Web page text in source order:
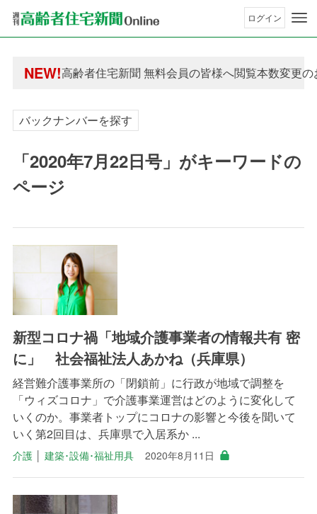
ログイン
NEW!
年間購読制度変更のお知らせ
年間購読制度変更のお知らせ
バックナンバーを探す
「2020年7月22日号」がキーワードの
ページ
新型コロナ禍「地域介護事業者の情報共有 密
に」 社会福祉法人あかね（兵庫県）
経営難介護事業所の「閉鎖前」に行政が地域で調整を
「ウィズコロナ」で介護事業運営はどのように変化して
いくのか。事業者トップにコロナの影響と今後を聞いて
いく第2回目は、兵庫県で入居系か ...
介護│ 建築･設備･福祉用具 2020年8月11日